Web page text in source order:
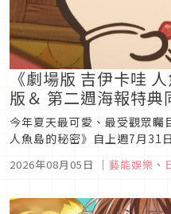
《劇場版 吉伊卡哇
版＆ 第二週海報特典
今年夏天最可愛、最受觀眾矚
人魚島的秘密》自上週7月31
萬，多家影城的特典被粉絲兌
一。
2026年08月05日 ｜ 藝能娛樂 、